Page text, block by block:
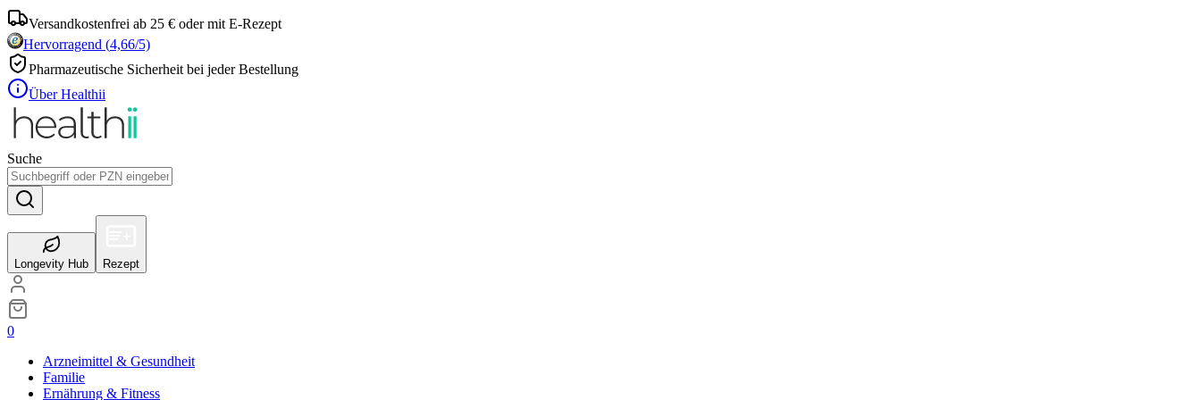
Versandkostenfrei ab 25 € oder mit E-Rezept
Hervorragend (4,66/5)
Pharmazeutische Sicherheit bei jeder Bestellung
Über Healthii
Suche
Longevity Hub Rezept
0
Arzneimittel & Gesundheit
Familie
Ernährung & Fitness